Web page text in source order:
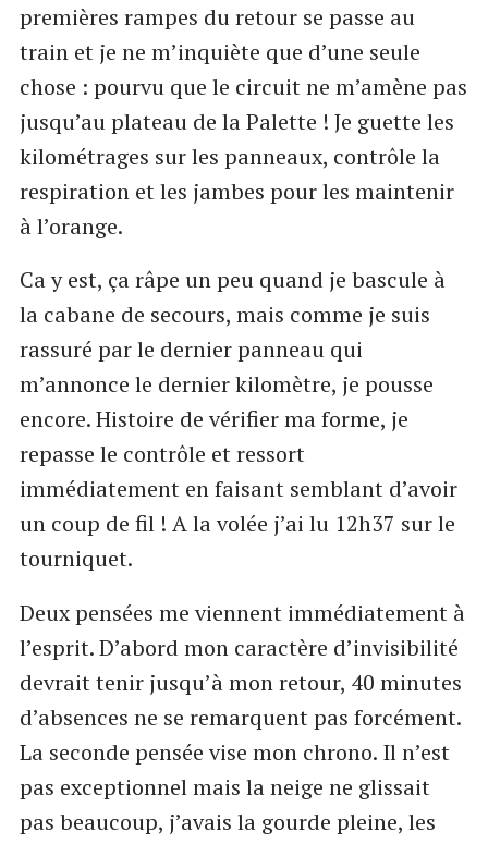
premières rampes du retour se passe au
train et je ne m’inquiète que d’une seule
chose : pourvu que le circuit ne m’amène pas
jusqu’au plateau de la Palette ! Je guette les
kilométrages sur les panneaux, contrôle la
respiration et les jambes pour les maintenir
à l’orange.
Ca y est, ça râpe un peu quand je bascule à
la cabane de secours, mais comme je suis
rassuré par le dernier panneau qui
m’annonce le dernier kilomètre, je pousse
encore. Histoire de vérifier ma forme, je
repasse le contrôle et ressort
immédiatement en faisant semblant d’avoir
un coup de fil ! A la volée j’ai lu 12h37 sur le
tourniquet.
Deux pensées me viennent immédiatement à
l’esprit. D’abord mon caractère d’invisibilité
devrait tenir jusqu’à mon retour, 40 minutes
d’absences ne se remarquent pas forcément.
La seconde pensée vise mon chrono. Il n’est
pas exceptionnel mais la neige ne glissait
pas beaucoup, j’avais la gourde pleine, les